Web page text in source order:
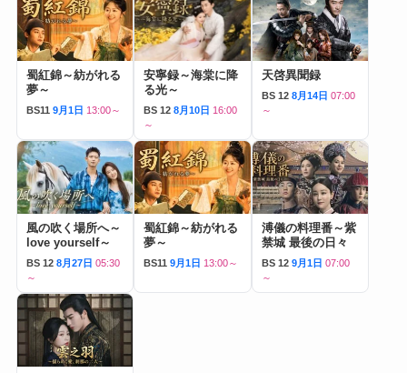
蜀紅錦～紡がれる
夢～
BS11 9月1日 13:00～
安寧録～海棠に降
る光～
BS 12 8月10日 16:00
～
天啓異聞録
BS 12 8月14日 07:00
～
風の吹く場所へ～
love yourself～
BS 12 8月27日 05:30
～
蜀紅錦～紡がれる
夢～
BS11 9月1日 13:00～
溥儀の料理番～紫
禁城 最後の日々
BS 12 9月1日 07:00
～